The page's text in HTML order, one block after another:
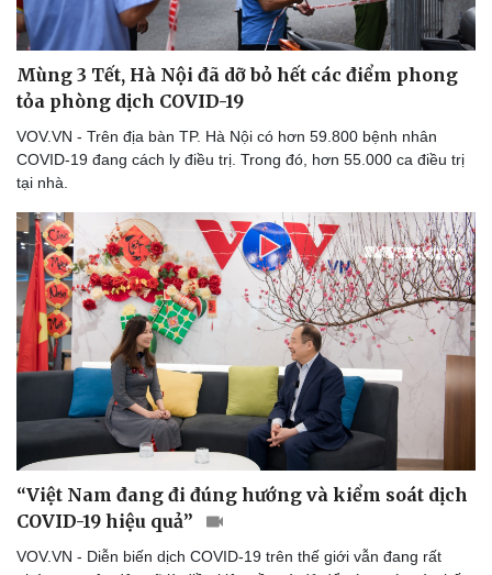
Mùng 3 Tết, Hà Nội đã dỡ bỏ hết các điểm phong
tỏa phòng dịch COVID-19
VOV.VN - Trên địa bàn TP. Hà Nội có hơn 59.800 bệnh nhân
COVID-19 đang cách ly điều trị. Trong đó, hơn 55.000 ca điều trị
tại nhà.
“Việt Nam đang đi đúng hướng và kiểm soát dịch
COVID-19 hiệu quả”
VOV.VN - Diễn biến dịch COVID-19 trên thế giới vẫn đang rất